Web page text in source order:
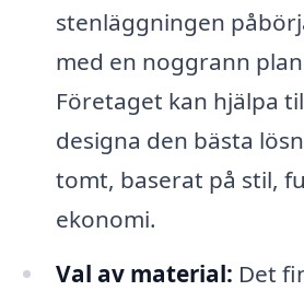
stenläggningen
med en noggrann
Företaget kan hjälpa
designa den bästa
tomt, baserat på stil,
ekonomi.
Val av material: Det